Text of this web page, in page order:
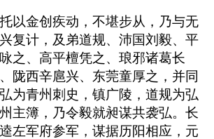
以金创疾动，不堪步从，乃与无
复计，及弟道规、沛国刘毅、平
之、高平檀凭之、琅邪诸葛长
陇西辛扈兴、东莞童厚之，并同
为青州刺史，镇广陵，道规为弘
主簿，乃令毅就昶谋共袭弘。长
左军府参军，谋据历阳相应，元